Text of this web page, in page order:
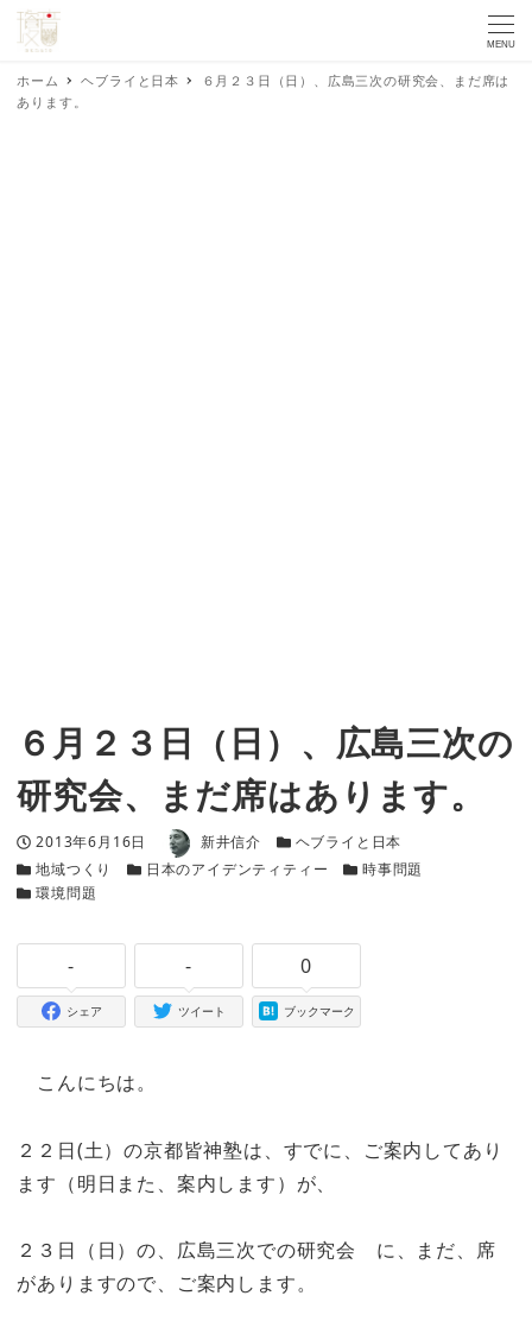
MENU
ホーム ヘブライと日本
６月２３日（日）、広島三次の研究会、まだ席は
あります。
６月２３日（日）、広島三次の
研究会、まだ席はあります。
投稿日
2013年6月16日 著者 新井信介 カテゴリー
ヘブライと日本
カテゴリー
地域つくり カテゴリー
日本のアイデンティティー カテゴリー
時事問題
カテゴリー
環境問題
-
シェア
-
ツイート
0
ブックマーク
こんにちは。
２２日(土）の京都皆神塾は、すでに、ご案内してあり
ます（明日また、案内します）が、
２３日（日）の、広島三次での研究会 に、まだ、席
がありますので、ご案内します。